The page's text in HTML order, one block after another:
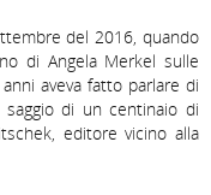
del 2016, quando
di Angela Merkel sulle
aveva fatto parlare di
di un centinaio di
editore vicino alla